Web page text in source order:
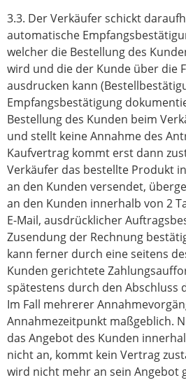
3.3. Der Verkäufer schickt
automatische
welcher die Bestellung des
wird und die der Kunde über die
ausdrucken kann
Empfangsbestätigung
Bestellung des Kunden beim
und stellt keine Annahme des
Kaufvertrag kommt erst dann
Verkäufer das bestellte Produkt
an den Kunden versendet,
an den Kunden innerhalb von 2
E-Mail, ausdrücklicher
Zusendung der Rechnung
kann ferner durch eine seitens
Kunden gerichtete
spätestens durch den Abschluss
Im Fall mehrerer
Annahmezeitpunkt maßgeblich.
das Angebot des Kunden
nicht an, kommt kein Vertrag
wird nicht mehr an sein Angebot